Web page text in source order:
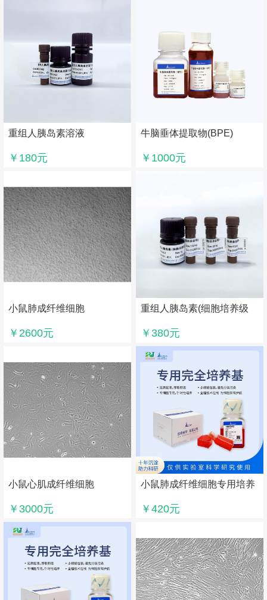
牛脑垂体提取物(BPE)
￥1000元
重组人胰岛素溶液
￥180元
重组人胰岛素(细胞培养级
￥380元
小鼠肺成纤维细胞
￥2600元
小鼠肺成纤维细胞专用培养
￥420元
小鼠心肌成纤维细胞
￥3000元